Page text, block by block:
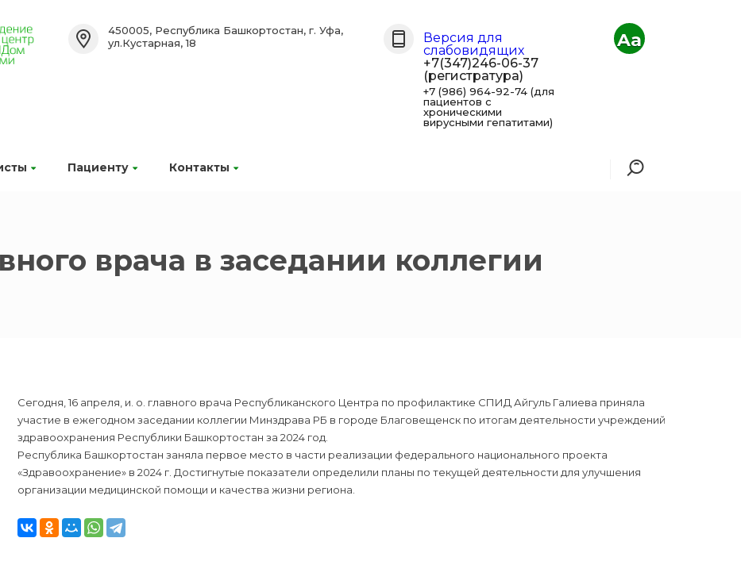
Пациенту Контакты
450005, Республика Башкортостан, г. Уфа,
ул.Кустарная, 18
Версия для
слабовидящих
+7(347)246-06-37
(регистратура)
+7 (986) 964-92-74 (для
пациентов с
хроническими
вирусными гепатитами)
Aa
врача в заседании коллегии
Сегодня, 16 апреля, и. о. главного врача Республиканского Центра по профилактике СПИД Айгуль Галиева приняла
участие в ежегодном заседании коллегии Минздрава РБ в городе Благовещенск по итогам деятельности учреждений
здравоохранения Республики Башкортостан за 2024 год.
Республика Башкортостан заняла первое место в части реализации федерального национального проекта
«Здравоохранение» в 2024 г. Достигнутые показатели определили планы по текущей деятельности для улучшения
организации медицинской помощи и качества жизни региона.